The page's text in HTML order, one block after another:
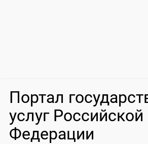
Портал
услуг Российской
Федерации